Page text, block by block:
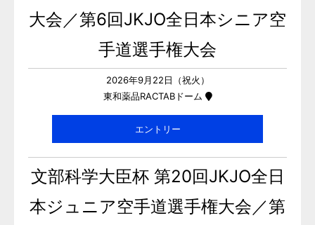
大会／第6回JKJO全日本シニア空
手道選手権大会
2026年9月22日（祝火）
東和薬品RACTABドーム
エントリー
文部科学大臣杯 第20回JKJO全日
本ジュニア空手道選手権大会／第